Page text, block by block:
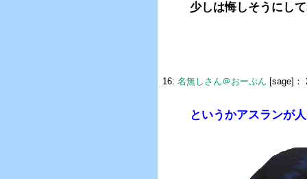
少しは悔しそうにし
16: 名無しさん＠おーぷん [sage]：
というかアスランが